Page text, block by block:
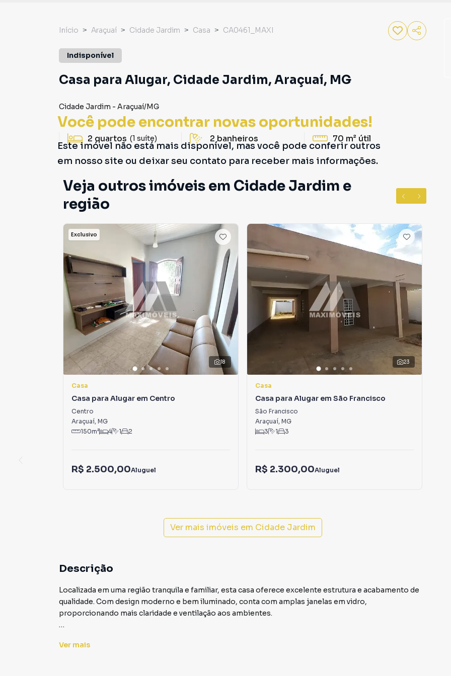
Você pode encontrar novas oportunidades!
Este imóvel não está mais disponível, mas você pode conferir outros
em nosso site ou deixar seu contato para receber mais informações.
Início Araçuaí Cidade Jardim Casa CA0461_MAXI
Indisponível
Casa para Alugar, Cidade Jardim, Araçuaí, MG
Cidade Jardim - Araçuaí/MG
2 quartos (1 suíte) 2 banheiros 70 m² útil
Veja outros imóveis em Cidade Jardim e
região
Exclusivo
18
Casa
Casa para Alugar em Centro
Centro
Araçuaí, MG
150m² 4 1 2
R$ 2.500,00Aluguel
23
Casa
Casa para Alugar em São Francisco
São Francisco
Araçuaí, MG
3
1 3
R$ 2.300,00Aluguel
Ver mais imóveis em Cidade Jardim
Descrição
Localizada em uma região tranquila e familiar, esta casa oferece excelente estrutura e acabamento de
qualidade. Com design moderno e bem iluminado, conta com amplas janelas em vidro,
proporcionando mais claridade e ventilação aos ambientes.
Ver mais